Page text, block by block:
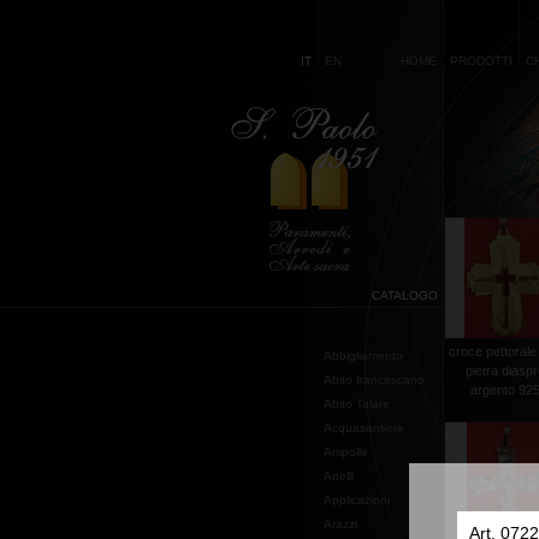
IT EN HOME PRODOTTI
CATALOGO
Abbigliamento
Abito francescano
Abito Talare
Acquasantiere
Ampolle
Anelli
Applicazioni
Arazzi
Art. 0722
croce
pietra
argento 925